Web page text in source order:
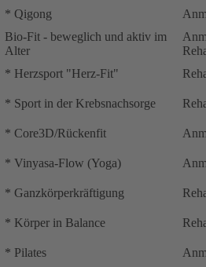
* Qigong
Bio-Fit - beweglich und aktiv im
Alter
* Herzsport "Herz-Fit"
* Sport in der Krebsnachsorge
* Core3D/Rückenfit
* Vinyasa-Flow (Yoga)
* Ganzkörperkräftigung
* Körper in Balance
* Pilates